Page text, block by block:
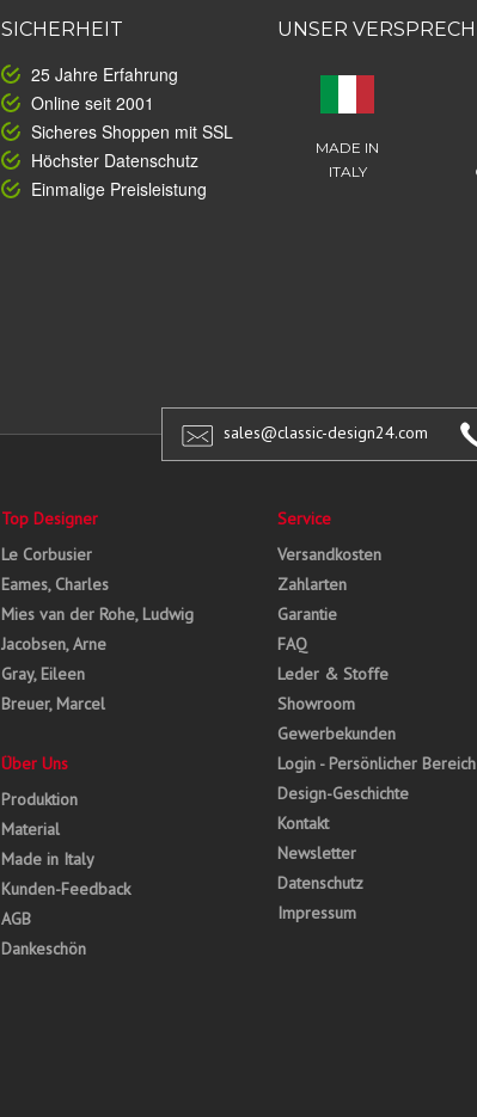
SICHERHEIT
25 Jahre Erfahrung
Online seit 2001
Sicheres Shoppen mit SSL
Höchster Datenschutz
Einmalige Preisleistung
UNSER
MADE IN
ITALY
sales@classic-design24.com
Top Designer
Le Corbusier
Eames, Charles
Mies van der Rohe, Ludwig
Jacobsen, Arne
Gray, Eileen
Breuer, Marcel
Über Uns
Produktion
Material
Made in Italy
Kunden-Feedback
AGB
Dankeschön
Service
Versandkosten
Zahlarten
Garantie
FAQ
Leder & Stoffe
Showroom
Gewerbekunden
Login - Persönlicher Bereich
Design-Geschichte
Kontakt
Newsletter
Datenschutz
Impressum